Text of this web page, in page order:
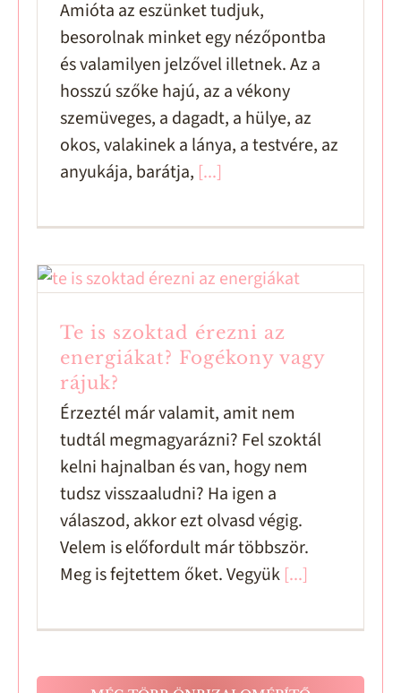
Amióta az eszünket tudjuk,
besorolnak minket egy nézőpontba
és valamilyen jelzővel illetnek. Az a
hosszú szőke hajú, az a vékony
szemüveges, a dagadt, a hülye, az
okos, valakinek a lánya, a testvére, az
anyukája, barátja, [...]
Te is szoktad érezni az
energiákat? Fogékony vagy
rájuk?
Érzeztél már valamit, amit nem
tudtál megmagyarázni? Fel szoktál
kelni hajnalban és van, hogy nem
tudsz visszaaludni? Ha igen a
válaszod, akkor ezt olvasd végig.
Velem is előfordult már többször.
Meg is fejtettem őket. Vegyük[...]